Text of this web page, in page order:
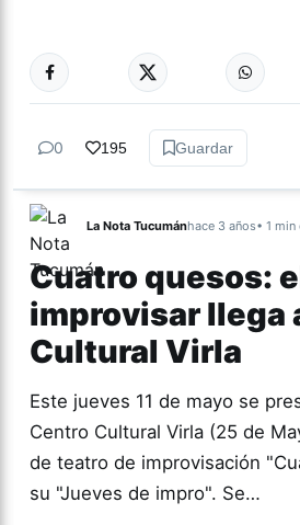
ESPECTÁCULOS
0 195 Guardar
La Nota Tucumánhace 3 años• 1
Cuatro quesos:
improvisar llega
Cultural Virla
Este jueves 11 de mayo se
Centro Cultural Virla (25 de
de teatro de improvisación
su "Jueves de impro". Se…